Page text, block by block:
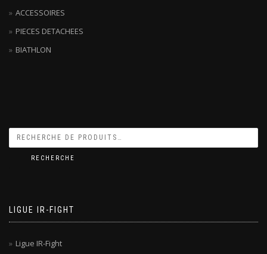
ACCESSOIRES
PIECES DETACHEES
BIATHLON
RECHERCHE
LIGUE IR-FIGHT
Ligue IR-Fight